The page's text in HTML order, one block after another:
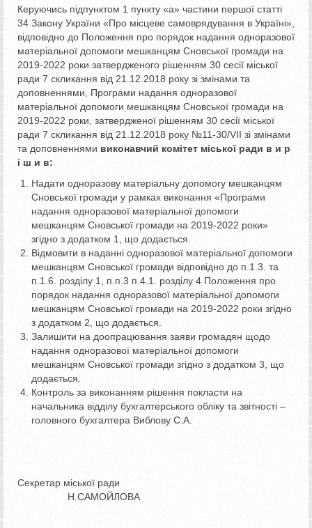
Керуючись підпунктом 1 пункту «а» частини першої статті
34 Закону України «Про місцеве самоврядування в Україні»,
відповідно до Положення про порядок надання одноразової
матеріальної допомоги мешканцям Сновської громади на
2019-2022 роки затвердженого рішенням 30 сесії міської
ради 7 скликання від 21.12.2018 року зі змінами та
доповненнями, Програми надання одноразової
матеріальної допомоги мешканцям Сновської громади на
2019-2022 роки, затвердженої рішенням 30 сесії міської
ради 7 скликання від 21.12.2018 року №11-30/VII зі змінами
та доповненнями виконавчий комітет міської ради в и р
і ш и в:
Надати одноразову матеріальну допомогу мешканцям
Сновської громади у рамках виконання «Програми
надання одноразової матеріальної допомоги
мешканцям Сновської громади на 2019-2022 роки»
згідно з додатком 1, що додається.
Відмовити в наданні одноразової матеріальної допомоги
мешканцям Сновської громади відповідно до п.1.3. та
п.1.6. розділу 1, п.п.3 п.4.1. розділу 4 Положення про
порядок надання одноразової матеріальної допомоги
мешканцям Сновської громади на 2019-2022 роки згідно
з додатком 2, що додається.
Залишити на доопрацювання заяви громадян щодо
надання одноразової матеріальної допомоги
мешканцям Сновської громади згідно з додатком 3, що
додається.
Контроль за виконанням рішення покласти на
начальника відділу бухгалтерського обліку та звітності –
головного бухгалтера Виблову С.А.
Секретар міської ради
Н.САМОЙЛОВА